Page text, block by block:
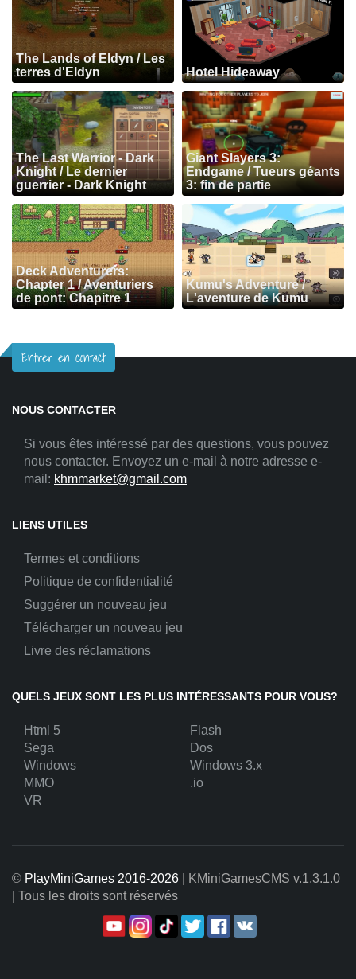
The Lands of Eldyn / Les
terres d'Eldyn
Hotel Hideaway
The Last Warrior - Dark
Knight / Le dernier
guerrier - Dark Knight
Giant Slayers 3:
Endgame / Tueurs géants
3: fin de partie
Deck Adventurers:
Chapter 1 / Aventuriers
de pont: Chapitre 1
Kumu's Adventure /
L'aventure de Kumu
Entrer en contact
NOUS CONTACTER
Si vous êtes intéressé par des questions, vous pouvez
nous contacter. Envoyez un e-mail à notre adresse e-
mail: khmmarket@gmail.com
LIENS UTILES
Termes et conditions
Politique de confidentialité
Suggérer un nouveau jeu
Télécharger un nouveau jeu
Livre des réclamations
QUELS JEUX SONT LES PLUS INTÉRESSANTS POUR VOUS?
Html 5
Flash
Sega
Dos
Windows
Windows 3.x
MMO
.io
VR
© PlayMiniGames 2016-2026 | KMiniGamesCMS v.1.3.1.0
| Tous les droits sont réservés